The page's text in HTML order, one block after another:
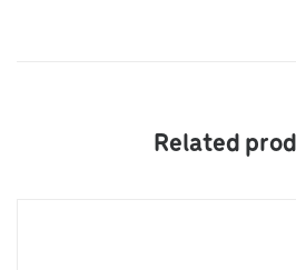
Related